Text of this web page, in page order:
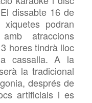
dissabte 16 de
podran
atraccions
hores tindrà lloc
cassalla. A la
la tradicional
després de
artificials i es